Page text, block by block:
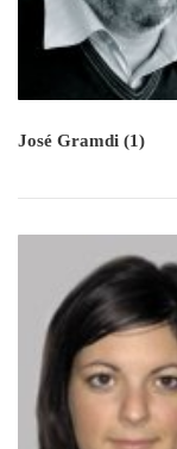
José Gramdi (1)